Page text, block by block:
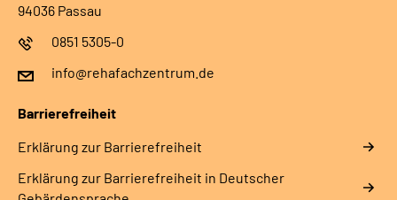
94036 Passau
0851 5305-0
info@rehafachzentrum.de
Barrierefreiheit
Erklärung zur Barrierefreiheit
Erklärung zur Barrierefreiheit in Deutscher